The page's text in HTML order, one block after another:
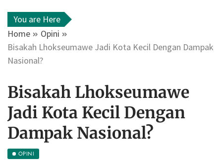
You are Here
Home
Opini
Bisakah Lhokseumawe Jadi Kota Kecil Dengan Dampak
Nasional?
Bisakah Lhokseumawe
Jadi Kota Kecil Dengan
Dampak Nasional?
OPINI